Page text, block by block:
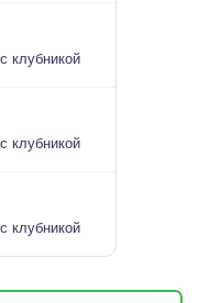
клубникой
клубникой
клубникой